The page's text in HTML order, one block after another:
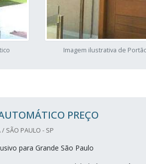
Imagem ilustrativa de
PREÇO
/ SÃO PAULO - SP
para Grande São Paulo